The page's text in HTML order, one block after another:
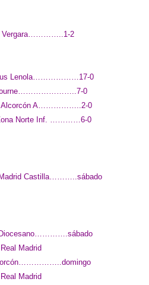
Vergara…………..1-2
Lenola………………17-0
0
Alcorcón A……………..2-0
Zona Norte Inf. …………6-0
Madrid Castilla………..sábado
Diocesano………….sábado
Madrid
Madrid